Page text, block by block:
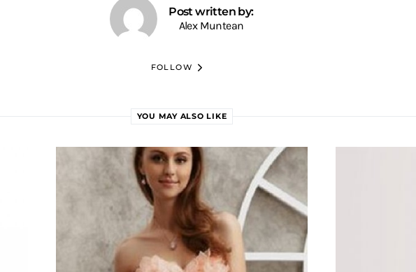
Post written by:
Alex Muntean
FOLLOW
YOU MAY ALSO LIKE